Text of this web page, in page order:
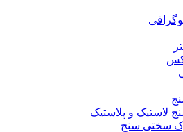
لاستیک و پلاستیک
سختی سنج